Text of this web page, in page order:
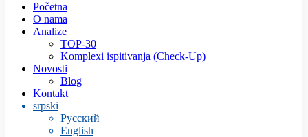
Početna
O nama
Analize
TOP-30
Komplexi ispitivanja (Check-Up)
Novosti
Blog
Kontakt
srpski
Русский
English